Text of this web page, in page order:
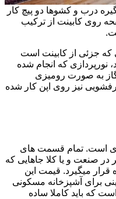
درب و کشوها دو پیچ کار
روی کابینت از ترکیب
که جزئی از کابینت است
که انجام شده
به صورت رومیزی
نیز روی اپن کار شده
است. تمام قسمت های
در صنعت و یا کلا جاهایی که
میگیرد. قیمت این
برای آشپزخانه مسکونی
که باید کاملا ساده